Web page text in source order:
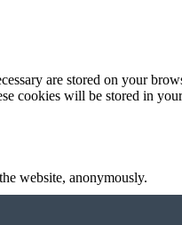
are stored on your
cookies will be stored in
website, anonymously.